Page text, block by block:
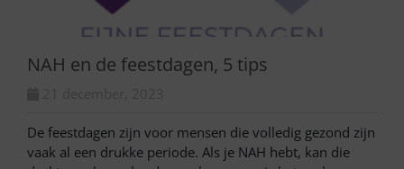
NAH en de feestdagen, 5 tips
De feestdagen zijn voor mensen die volledig gezond zijn
vaak al een drukke periode. Als je NAH hebt, kan die